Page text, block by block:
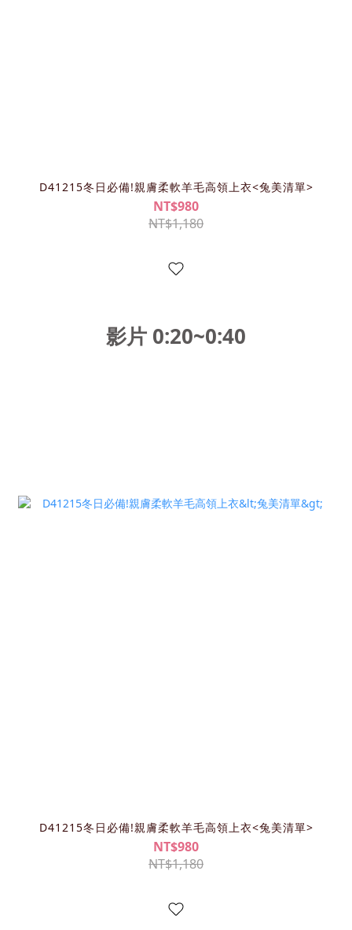
D41215冬日必備!親膚柔軟羊毛高領上衣<兔美清單>
NT$980
NT$1,180
影片 0:20~0:40
D41215冬日必備!親膚柔軟羊毛高領上衣<兔美清單>
NT$980
NT$1,180